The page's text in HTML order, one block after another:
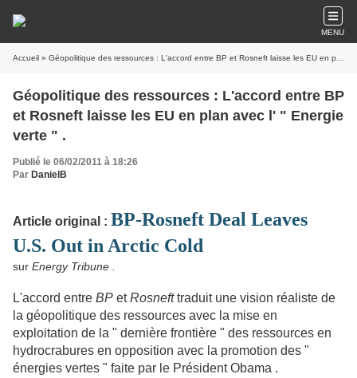
MENU
Accueil » Géopolitique des ressources : L'accord entre BP et Rosneft laisse les EU en plan avec l' " Energie verte " .
Géopolitique des ressources : L'accord entre BP
et Rosneft laisse les EU en plan avec l' " Energie
verte " .
Publié le 06/02/2011 à 18:26
Par DanielB
Article original : BP-Rosneft Deal Leaves
U.S. Out in Arctic Cold
sur Energy Tribune .
L'accord entre BP etRosnefttraduit une vision réaliste de
la géopolitique des ressources avec la mise en
exploitation de la " dernière frontière " des ressources en
hydrocrabures en opposition avec la promotion des "
énergies vertes " faite par le Président Obama .